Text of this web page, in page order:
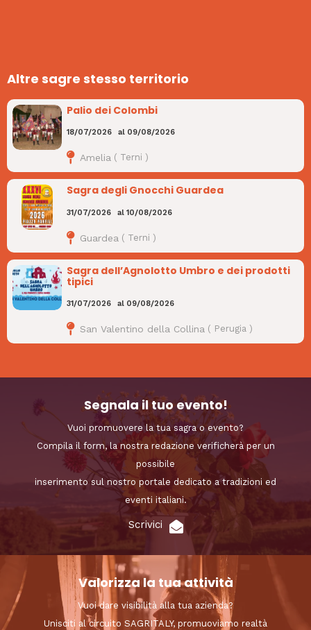
Altre sagre stesso territorio
Palio dei Colombi
18/07/2026 al 09/08/2026
Amelia ( Terni )
Sagra degli Gnocchi Guardea
31/07/2026 al 10/08/2026
Guardea ( Terni )
Sagra dell’Agnolotto Umbro e dei prodotti
tipici
31/07/2026 al 09/08/2026
San Valentino della Collina ( Perugia)
Segnala il tuo evento!
Vuoi promuovere la tua sagra o evento?
Compila il form, la nostra redazione verificherà per un
possibile
inserimento sul nostro portale dedicato a tradizioni ed
eventi italiani.
Scrivici
Valorizza la tua attività
Vuoi dare visibilità alla tua azienda?
Unisciti al circuito SAGRITALY, promuoviamo realtà